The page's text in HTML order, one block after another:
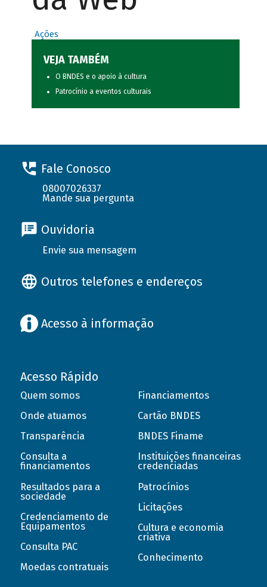
Ações
VEJA TAMBÉM
O BNDES e o apoio à cultura
Patrocínio a eventos culturais
Fale Conosco
08007026337
Mande sua pergunta
Ouvidoria
Envie sua mensagem
Outros telefones e endereços
Acesso à informação
Acesso Rápido
Quem somos
Onde atuamos
Transparência
Consulta a
financiamentos
Resultados para a
sociedade
Credenciamento de
Equipamentos
Consulta PAC
Moedas contratuais
Financiamentos
Cartão BNDES
BNDES Finame
Instituições financeiras
credenciadas
Patrocínios
Licitações
Cultura e economia
criativa
Conhecimento